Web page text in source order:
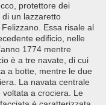
protettore dei
un lazzaretto
Essa risale al
edificio, nelle
1774 mentre
è a tre navate, di cui
a botte, mentre le due
La navata centrale
voltata a crociera. Le